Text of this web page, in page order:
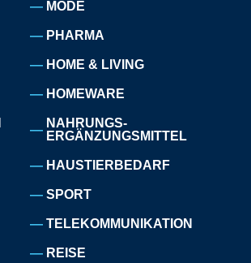
MODE
PHARMA
HOME & LIVING
HOMEWARE
NAHRUNGS-
ERGÄNZUNGSMITTEL
HAUSTIERBEDARF
SPORT
TELEKOMMUNIKATION
REISE